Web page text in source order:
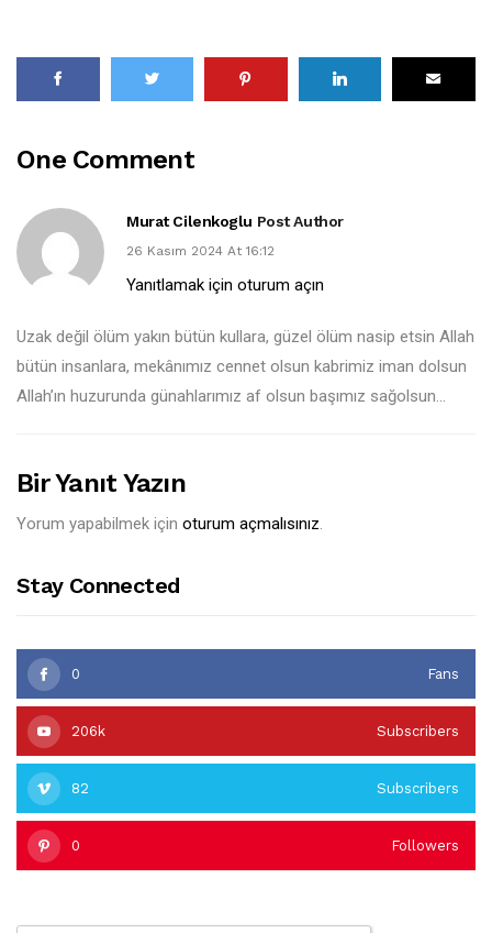
One Comment
Murat Cilenkoglu Post Author
26 Kasım 2024 At 16:12
Yanıtlamak için oturum açın
Uzak değil ölüm yakın bütün kullara, güzel ölüm nasip etsin Allah
bütün insanlara, mekânımız cennet olsun kabrimiz iman dolsun
Allah’ın huzurunda günahlarımız af olsun başımız sağolsun…
Bir Yanıt Yazın
Yorum yapabilmek için oturum açmalısınız
Stay Connected
0 Fans
206k Subscribers
82 Subscribers
0 Followers